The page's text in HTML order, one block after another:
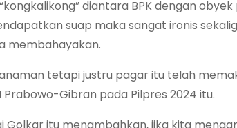
diantara BPK dengan
suap maka sangat ironis
membahayakan.
tetapi justru pagar itu telah
Prabowo-Gibran pada Pilpres 2024 itu.